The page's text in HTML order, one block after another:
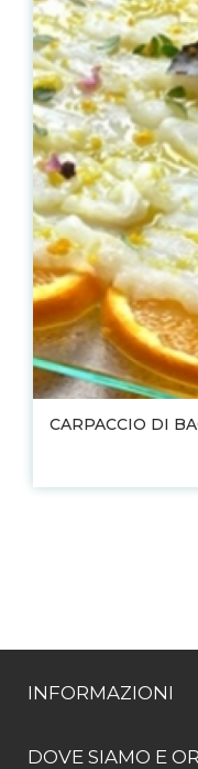
CARPACCIO DI
INFORMAZIONI
DOVE SIAMO E